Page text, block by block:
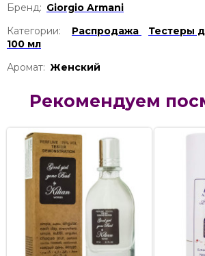
Бренд: Giorgio Armani
Категории:
Распродажа Тестеры
100 мл
Аромат: Женский
Рекомендуем